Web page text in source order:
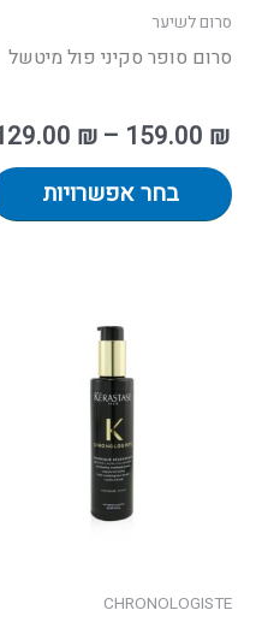
סרום לשיער
סרום סופר סקיני פול מיטשל
₪– 159.00 ₪
בחר אפשרויות
CHRONOLOGISTE